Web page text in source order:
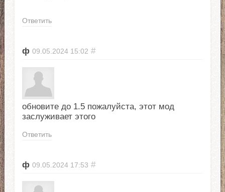
Ответить
ф 09.05.2024 15:02 #
обновите до 1.5 пожалуйста, этот мод
заслуживает этого
Ответить
ф 09.05.2024 17:53 #